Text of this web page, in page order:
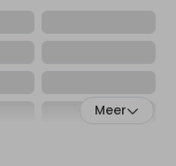
Meer